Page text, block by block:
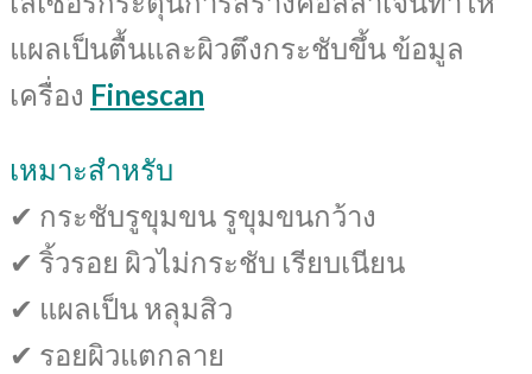
แผลเป็นตื้นและผิวตึงกระชับขึ้น ข้อมูล
เครื่อง Finescan
เหมาะสำหรับ
✔ กระชับรูขุมขน รูขุมขนกว้าง
✔ ริ้วรอย ผิวไม่กระชับ เรียบเนียน
✔ แผลเป็น หลุมสิว
✔ รอยผิวแตกลาย